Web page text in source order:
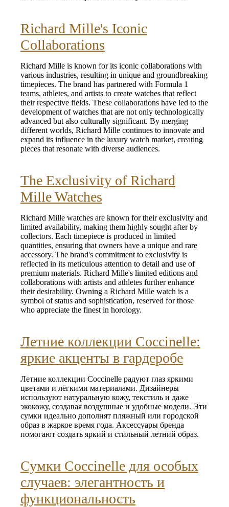
Richard Mille's Iconic
Collaborations
Richard Mille is known for its iconic collaborations with
various industries, resulting in unique and groundbreaking
timepieces. The brand has partnered with Formula 1
teams, athletes, and artists to create watches that reflect
their respective fields. These collaborations have led to the
development of watches that are not only technologically
advanced but also culturally significant. By merging
different worlds, Richard Mille continues to innovate and
expand its influence in the luxury watch market, creating
pieces that resonate with diverse audiences.
The Exclusivity of Richard
Mille Watches
Richard Mille watches are known for their exclusivity and
limited availability, making them highly sought after by
collectors. Each timepiece is produced in limited
quantities, ensuring that owners have a unique and rare
accessory. The brand's commitment to exclusivity is
reflected in its meticulous attention to detail and use of
premium materials. Richard Mille's limited editions and
collaborations with artists and athletes further enhance
their desirability. Owning a Richard Mille watch is a
symbol of status and sophistication, reserved for those
who appreciate the finest in horology.
Летние коллекции Coccinelle:
яркие акценты в гардеробе
Летние коллекции Coccinelle радуют глаз яркими
цветами и лёгкими материалами. Дизайнеры
используют натуральную кожу, текстиль и даже
экокожу, создавая воздушные и удобные модели. Эти
сумки идеально дополнят пляжный или городской
образ в жаркое время года. Аксессуары бренда
помогают создать яркий и стильный летний образ.
Сумки Coccinelle для особых
случаев: элегантность и
функциональность